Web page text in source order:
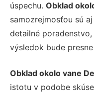
úspechu. Obklad
samozrejmosťou sú
detailné
výsledok bude
Obklad okolo vane
istotu v podobe